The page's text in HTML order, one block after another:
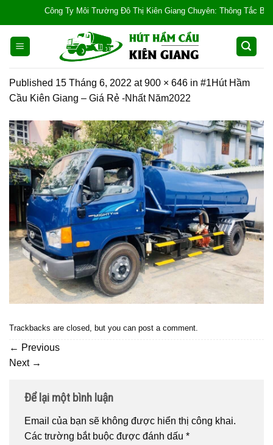
content
Công Ty Môi Trường Đô Thị Kiên Giang Chuyên: Thông Tắc Bồn
Published 15 Tháng 6, 2022 at900 × 646 in #1Hút Hầm
Cầu Kiên Giang – Giá Rẻ -Nhất Năm2022
Trackbacks are closed, but you can post a comment.
← Previous
Next →
Để lại một bình luận
Email của bạn sẽ không được hiển thị công khai.
Các trường bắt buộc được đánh dấu *